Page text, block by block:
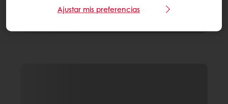
Ajustar mis preferencias